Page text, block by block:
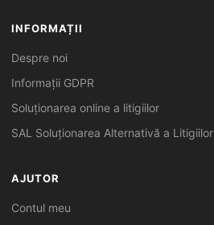
INFORMAȚII
Despre noi
Informații GDPR
Soluționarea online a litigiilor
SAL Soluționarea Alternativă a Litigiilor
AJUTOR
Contul meu